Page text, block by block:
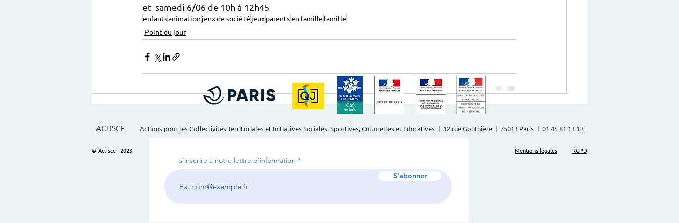
et  samedi 6/06 de 10h à 12h45
enfantsanimation jeux de société jeuxparentsen famille famille
Point du jour
ACTISCE Actions pour les Collectivités Territoriales et Initiatives Sociales, Sportives, Culturelles et Educatives | 12 rue Gouthière | 75013 Paris | 01 45 81 13 13
© Actisce - 2023 Mentions légales RGPD
s'inscrire à notre lettre d'information
S'abonner